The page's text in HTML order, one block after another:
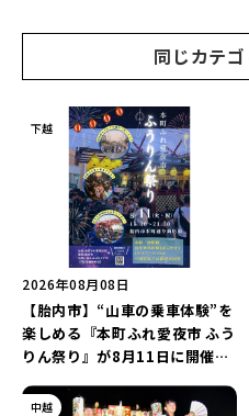
同じカテ
下越
2026年08月08日
【胎内市】“山車の乗車体験”を
楽しめる『本町ふれ愛夜市 ふう
りん祭り』が8月11日に開催！
日の露店」が大集結♪
中越